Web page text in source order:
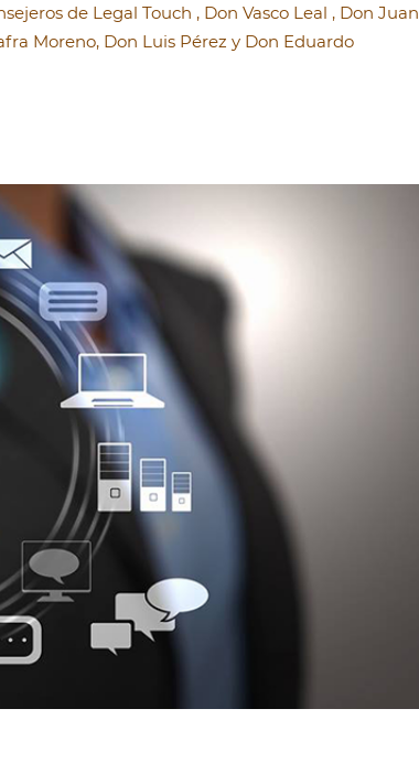
de Legal Touch , Don Vasco Leal , Don Juan
Moreno, Don Luis Pérez y Don Eduardo